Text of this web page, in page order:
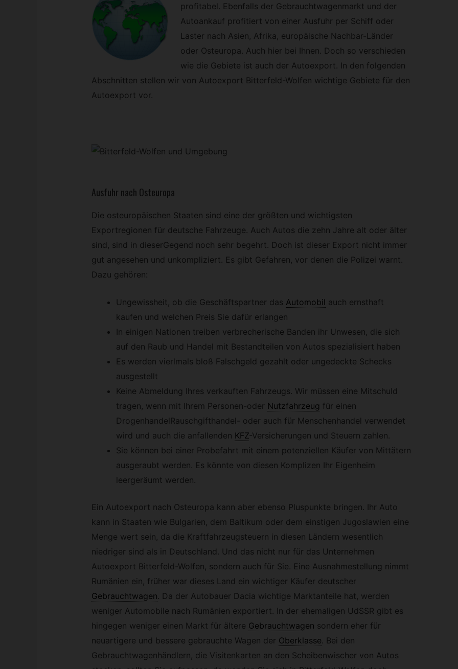
profitabel. Ebenfalls der Gebrauchtwagenmarkt und der
Autoankauf profitiert von einer Ausfuhr per Schiff oder
Laster nach Asien, Afrika, europäische Nachbar-Länder
oder Osteuropa. Auch hier bei Ihnen. Doch so verschieden
wie die Gebiete ist auch der Autoexport. In den folgenden
Abschnitten stellen wir von Autoexport Bitterfeld-Wolfen wichtige Gebiete für den
Autoexport vor.
Ausfuhr nach Osteuropa
Die osteuropäischen Staaten sind eine der größten und wichtigsten
Exportregionen für deutsche Fahrzeuge. Auch Autos die zehn Jahre alt oder älter
sind, sind in dieserGegend noch sehr begehrt. Doch ist dieser Export nicht immer
gut angesehen und unkompliziert. Es gibt Gefahren, vor denen die Polizei warnt.
Dazu gehören:
Ungewissheit, ob die Geschäftspartner das Automobil auch ernsthaft
kaufen und welchen Preis Sie dafür erlangen
In einigen Nationen treiben verbrecherische Banden ihr Unwesen, die sich
auf den Raub und Handel mit Bestandteilen von Autos spezialisiert haben
Es werden vierlmals bloß Falschgeld gezahlt oder ungedeckte Schecks
ausgestellt
Keine Abmeldung Ihres verkauften Fahrzeugs. Wir müssen eine Mitschuld
tragen, wenn mit Ihrem Personen-oder Nutzfahrzeug für einen
DrogenhandelRauschgifthandel- oder auch für Menschenhandel verwendet
wird und auch die anfallenden KFZ-Versicherungen und Steuern zahlen.
Sie können bei einer Probefahrt mit einem potenziellen Käufer von Mittätern
ausgeraubt werden. Es könnte von diesen Komplizen Ihr Eigenheim
leergeräumt werden.
Ein Autoexport nach Osteuropa kann aber ebenso Pluspunkte bringen. Ihr Auto
kann in Staaten wie Bulgarien, dem Baltikum oder dem einstigen Jugoslawien eine
Menge wert sein, da die Kraftfahrzeugsteuern in diesen Ländern wesentlich
niedriger sind als in Deutschland. Und das nicht nur für das Unternehmen
Autoexport Bitterfeld-Wolfen, sondern auch für Sie. Eine Ausnahmestellung nimmt
Rumänien ein, früher war dieses Land ein wichtiger Käufer deutscher
Gebrauchtwagen. Da der Autobauer Dacia wichtige Marktanteile hat, werden
weniger Automobile nach Rumänien exportiert. In der ehemaligen UdSSR gibt es
hingegen weniger einen Markt für ältere Gebrauchtwagen sondern eher für
neuartigere und bessere gebrauchte Wagen der Oberklasse. Bei den
Gebrauchtwagenhändlern, die Visitenkarten an den Scheibenwischer von Autos